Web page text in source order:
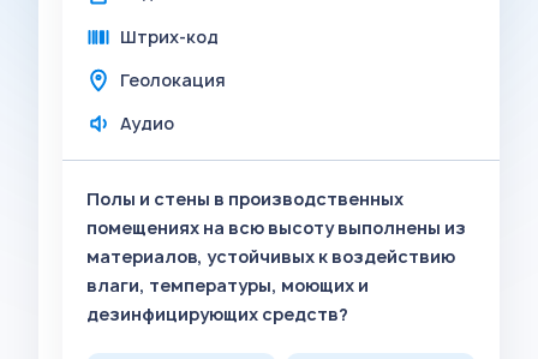
Штрих-код
Геолокация
Аудио
Полы и стены в производственных
помещениях на всю высоту выполнены из
материалов, устойчивых к воздействию
влаги, температуры, моющих и
дезинфицирующих средств?